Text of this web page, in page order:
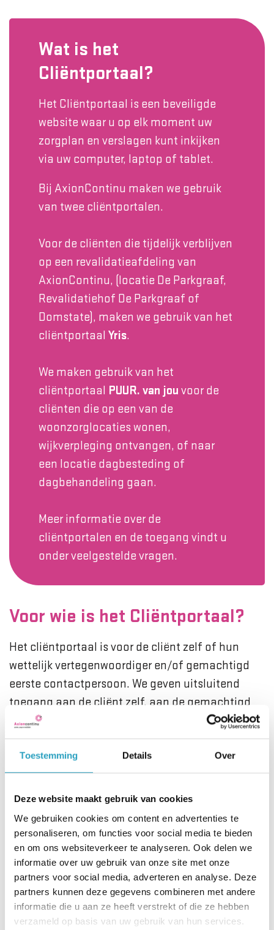
Toestemming Details Over
Deze website maakt gebruik van cookies
We gebruiken cookies om content en advertenties te
personaliseren, om functies voor social media te bieden
en om ons websiteverkeer te analyseren. Ook delen we
informatie over uw gebruik van onze site met onze
partners voor social media, adverteren en analyse. Deze
partners kunnen deze gegevens combineren met andere
informatie die u aan ze heeft verstrekt of die ze hebben
verzameld op basis van uw gebruik van hun services.
Wat is het
Cliëntportaal?
Het Cliëntportaal is een beveiligde
website waar u op elk moment uw
zorgplan en verslagen kunt inkijken
via uw computer, laptop of tablet.
Bij AxionContinu maken we gebruik
van twee cliëntportalen.
Voor de cliënten die tijdelijk verblijven
op een revalidatieafdeling van
AxionContinu, (locatie De Parkgraaf,
Revalidatiehof De Parkgraaf of
Domstate), maken we gebruik van het
cliëntportaal Yris.
We maken gebruik van het
cliëntportaal
PUUR. van jou voor de
cliënten die op een van de
woonzorglocaties wonen,
wijkverpleging ontvangen, of naar
een locatie dagbesteding of
dagbehandeling gaan.
Meer informatie over de
cliëntportalen en de toegang vindt u
onder veelgestelde vragen.
Voor wie is het Cliëntportaal?
Het cliëntportaal is voor de cliënt zelf of hun
wettelijk vertegenwoordiger en/of gemachtigd
eerste contactpersoon. We geven uitsluitend
toegang aan de cliënt zelf, aan de gemachtigd
eerste contactpersoon of wettelijk
vertegenwoordiger.
Lees meer
Inloggen PUUR. van jou
Heeft u al een account voor het
Cliëntportaal? Klik dan op deze link
om te kunnen inloggen